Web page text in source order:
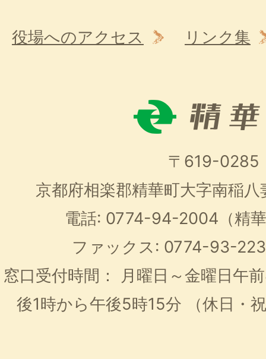
役場へのアクセス リンク集
〒619-0285
京都府相楽郡精華町大字南稲
電話: 0774-94-2004（精
ファックス: 0774-93-
窓口受付時間：
月曜日～金曜日午
後1時から午後5時15分
（休日・